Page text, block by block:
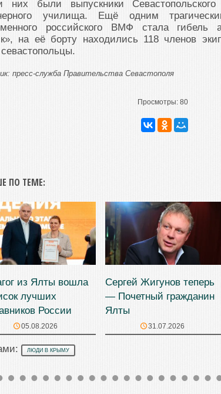
них были выпускники Севастопольского
училища. Ещё одним
российского ВМФ стала гибель
на её борту находились 118 членов
пресс-служба Правительства Севастополя
Просмотры: 80
ПО ТЕМЕ:
из Ялты вошла
лучших
России
05.08.2026
Сергей Жигунов теперь
— Почетный гражданин
Ялты
31.07.2026
ЛЮДИ В КРЫМУ